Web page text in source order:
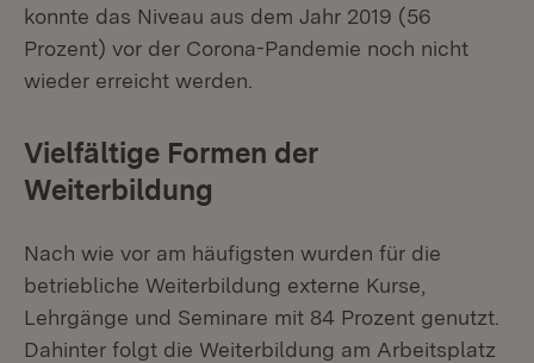
konnte das Niveau aus dem Jahr 2019 (56
Prozent) vor der Corona-Pandemie noch nicht
wieder erreicht werden.
Vielfältige Formen der
Weiterbildung
Nach wie vor am häufigsten wurden für die
betriebliche Weiterbildung externe Kurse,
Lehrgänge und Seminare mit 84 Prozent genutzt.
Dahinter folgt die Weiterbildung am Arbeitsplatz